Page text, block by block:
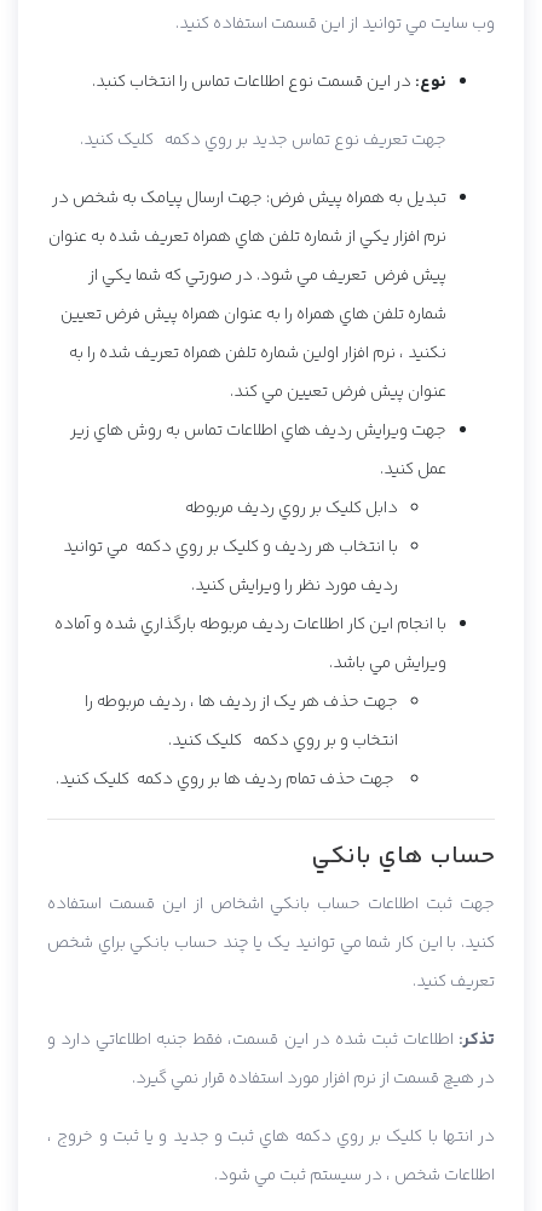
وب سايت مي توانيد از اين قسمت استفاده کنيد.
نوع: در اين قسمت نوع اطلاعات تماس را انتخاب کنبد.
جهت تعريف نوع تماس جديد بر روي دکمه کليک کنيد.
تبديل به همراه پيش فرض: جهت ارسال پيامک به شخص در
نرم افزار يکي از شماره تلفن هاي همراه تعريف شده به عنوان
پيش فرض تعريف مي شود. در صورتي که شما يکي از
شماره تلفن هاي همراه را به عنوان همراه پيش فرض تعيين
نکنيد ، نرم افزار اولين شماره تلفن همراه تعريف شده را به
عنوان پيش فرض تعيين مي کند.
جهت ويرايش رديف هاي اطلاعات تماس به روش هاي زير
عمل کنيد.
دابل کليک بر روي رديف مربوطه
با انتخاب هر رديف و کليک بر روي دکمه مي توانيد
رديف مورد نظر را ويرايش کنيد.
با انجام اين کار اطلاعات رديف مربوطه بارگذاري شده و آماده
ويرايش مي باشد.
جهت حذف هر يک از رديف ها ، رديف مربوطه را
انتخاب و بر روي دکمه کليک کنيد.
جهت حذف تمام رديف ها بر روي دکمه کليک کنيد.
حساب هاي بانکي
جهت ثبت اطلاعات حساب بانکي اشخاص از اين قسمت استفاده
کنيد. با اين کار شما مي توانيد يک يا چند حساب بانکي براي شخص
تعريف کنيد.
تذکر: اطلاعات ثبت شده در اين قسمت، فقط جنبه اطلاعاتي دارد و
در هيچ قسمت از نرم افزار مورد استفاده قرار نمي گيرد.
در انتها با کليک بر روي دکمه هاي ثبت و جديد و يا ثبت و خروج ،
اطلاعات شخص ، در سيستم ثبت مي شود.